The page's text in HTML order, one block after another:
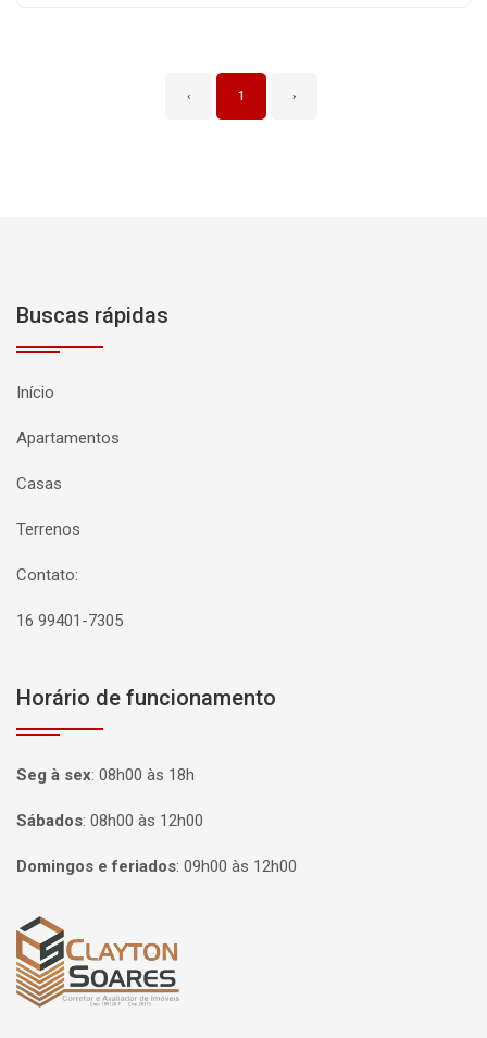
‹ 1 ›
Buscas rápidas
Início
Apartamentos
Casas
Terrenos
Contato:
16 99401-7305
Horário de funcionamento
Seg à sex: 08h00 às 18h
Sábados: 08h00 às 12h00
Domingos e feriados: 09h00 às 12h00
Página inicial